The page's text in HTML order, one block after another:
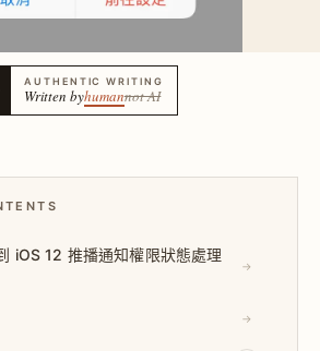
AUTHENTIC WRITING
Written byhumannot AI
iOS 12 推播通知權限狀態處理
→
→